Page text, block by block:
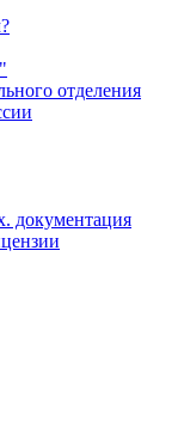
отделения
документация